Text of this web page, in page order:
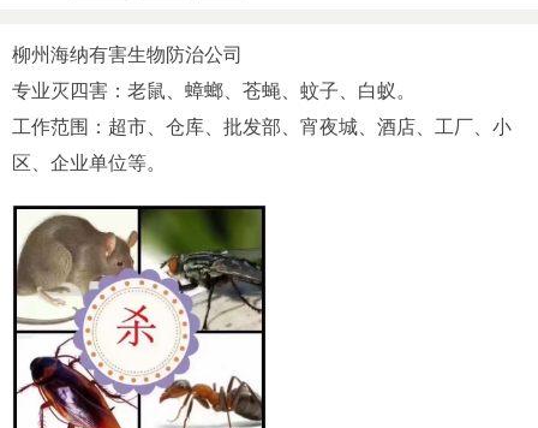
柳州海纳有害生物防治公司
专业灭四害：老鼠、蟑螂、苍蝇、蚊子、白蚁。
工作范围：超市、仓库、批发部、宵夜城、酒店、工厂、小
区、企业单位等。